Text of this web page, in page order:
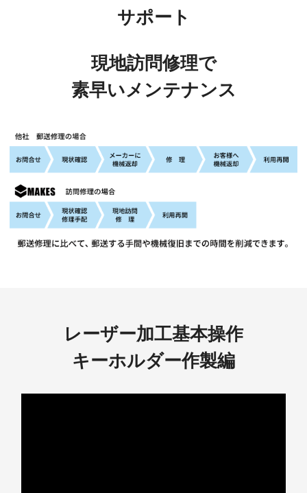
サポート
現地訪問修理で
素早いメンテナンス
レーザー加工基本操作
キーホルダー作製編